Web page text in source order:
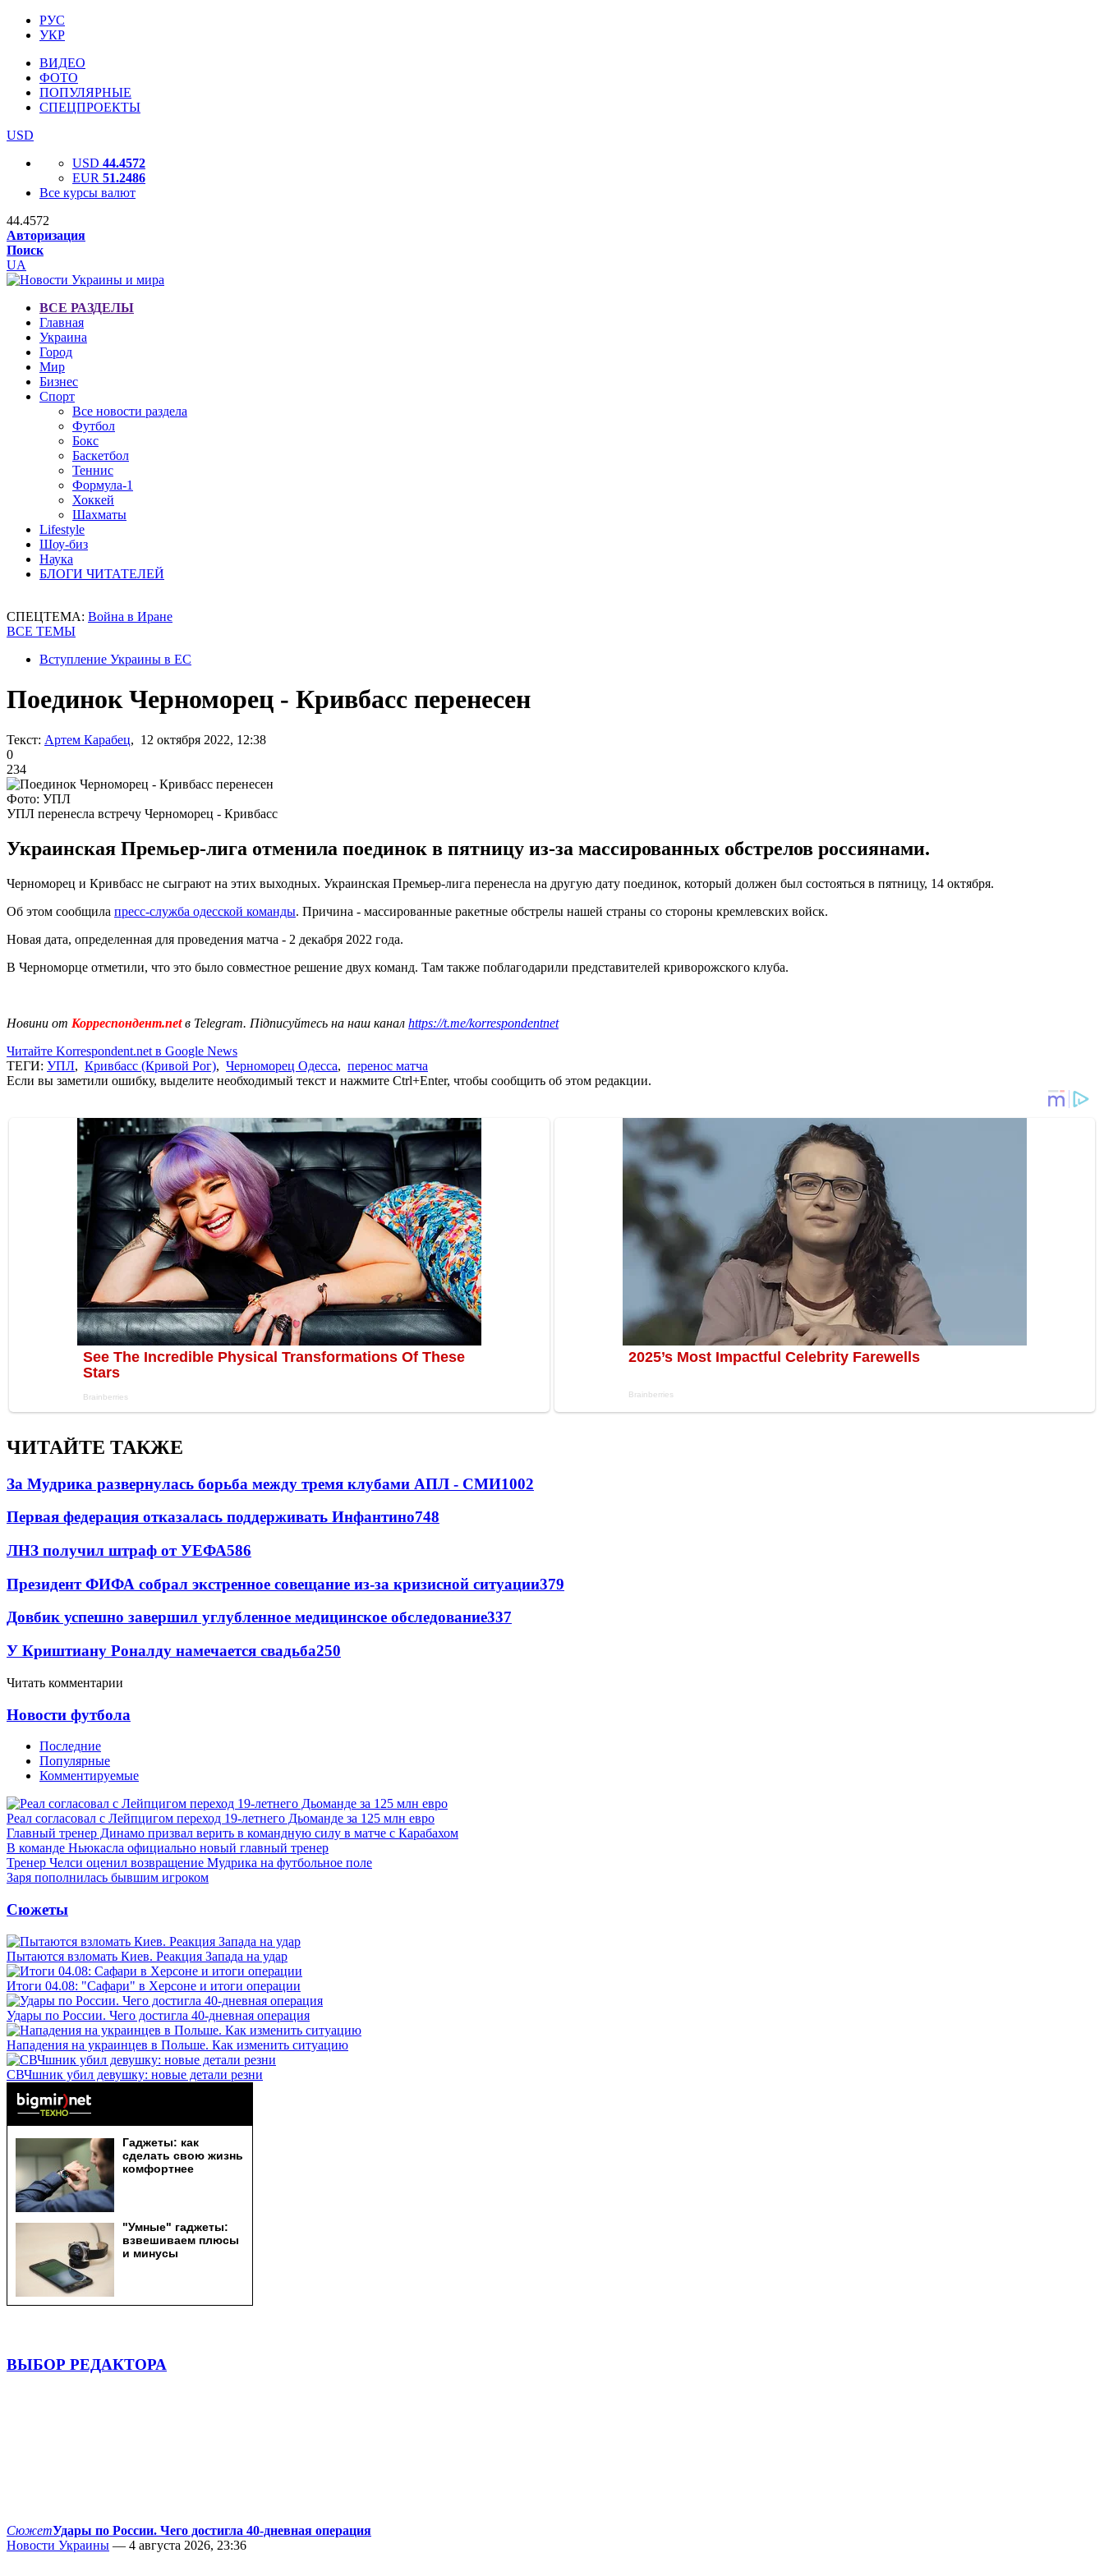
РУС
УКР
ВИДЕО
ФОТО
ПОПУЛЯРНЫЕ
СПЕЦПРОЕКТЫ
USD
USD 44.4572
EUR 51.2486
Все курсы валют
44.4572
Авторизация
Поиск
UA
ВСЕ РАЗДЕЛЫ
Главная
Украина
Город
Мир
Бизнес
Спорт
Все новости раздела
Футбол
Бокс
Баскетбол
Теннис
Формула-1
Хоккей
Шахматы
Lifestyle
Шоу-биз
Наука
БЛОГИ ЧИТАТЕЛЕЙ
СПЕЦТЕМА: Война в Иране
ВСЕ ТЕМЫ
Вступление Украины в ЕС
Поединок Черноморец - Кривбасс перенесен
Текст: Артем Карабец, 12 октября 2022, 12:38
0
234
Фото: УПЛ
УПЛ перенесла встречу Черноморец - Кривбасс
Украинская Премьер-лига отменила поединок в пятницу из-за массированных обстрелов россиянами.
Черноморец и Кривбасс не сыграют на этих выходных. Украинская Премьер-лига перенесла на другую дату поединок, который должен был состояться в пятницу, 14 октября.
Об этом сообщила пресс-служба одесской команды. Причина - массированные ракетные обстрелы нашей страны со стороны кремлевских войск.
Новая дата, определенная для проведения матча - 2 декабря 2022 года.
В Черноморце отметили, что это было совместное решение двух команд. Там также поблагодарили представителей криворожского клуба.
Новини от Корреспондент.netв Telegram. Підписуйтесь на наш канал https://t.me/korrespondentnet
Читайте Korrespondent.net в Google News
ТЕГИ: УПЛ, Кривбасс (Кривой Рог), Черноморец Одесса, перенос матча
Если вы заметили ошибку, выделите необходимый текст и нажмите Ctrl+Enter, чтобы сообщить об этом редакции.
ЧИТАЙТЕ ТАКЖЕ
За Мудрика развернулась борьба между тремя клубами АПЛ - СМИ1002
Первая федерация отказалась поддерживать Инфантино748
ЛНЗ получил штраф от УЕФА586
Президент ФИФА собрал экстренное совещание из-за кризисной ситуации379
Довбик успешно завершил углубленное медицинское обследование337
У Криштиану Роналду намечается свадьба250
Читать комментарии
Новости футбола
Последние
Популярные
Комментируемые
Реал согласовал с Лейпцигом переход 19-летнего Дьоманде за 125 млн евро
Главный тренер Динамо призвал верить в командную силу в матче с Карабахом
В команде Ньюкасла официально новый главный тренер
Тренер Челси оценил возвращение Мудрика на футбольное поле
Заря пополнилась бывшим игроком
Сюжеты
Пытаются взломать Киев. Реакция Запада на удар
Итоги 04.08: "Сафари" в Херсоне и итоги операции
Удары по России. Чего достигла 40-дневная операция
Нападения на украинцев в Польше. Как изменить ситуацию
СВЧшник убил девушку: новые детали резни
ВЫБОР РЕДАКТОРА
СюжетУдары по России. Чего достигла 40-дневная операция
Новости Украины — 4 августа 2026, 23:36